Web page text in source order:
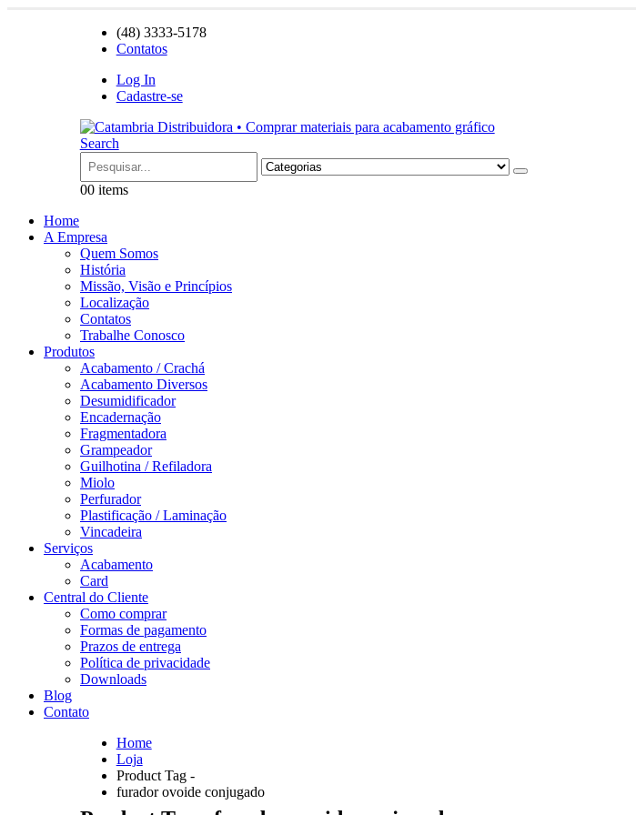
(48) 3333-5178
Contatos
Log In
Cadastre-se
Search
00 items
Home
A Empresa
Quem Somos
História
Missão, Visão e Princípios
Localização
Contatos
Trabalhe Conosco
Produtos
Acabamento / Crachá
Acabamento Diversos
Desumidificador
Encadernação
Fragmentadora
Grampeador
Guilhotina / Refiladora
Miolo
Perfurador
Plastificação / Laminação
Vincadeira
Serviços
Acabamento
Card
Central do Cliente
Como comprar
Formas de pagamento
Prazos de entrega
Política de privacidade
Downloads
Blog
Contato
Home
Loja
Product Tag -
furador ovoide conjugado